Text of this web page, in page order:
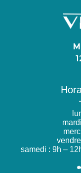
samedi : 9h –